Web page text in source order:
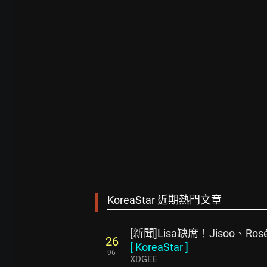
KoreaStar 近期熱門文章
26
96
[新聞]Lisa缺席！Jisoo、
[ KoreaStar]
XDGEE